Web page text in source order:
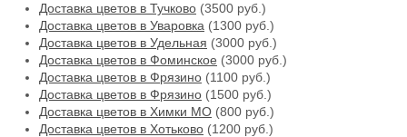
Доставка цветов в Тучково (3500 руб.)
Доставка цветов в Уваровка (1300 руб.)
Доставка цветов в Удельная (3000 руб.)
Доставка цветов в Фоминское (3000 руб.)
Доставка цветов в Фрязино (1100 руб.)
Доставка цветов в Фрязино (1500 руб.)
Доставка цветов в Химки МО (800 руб.)
Доставка цветов в Хотьково (1200 руб.)